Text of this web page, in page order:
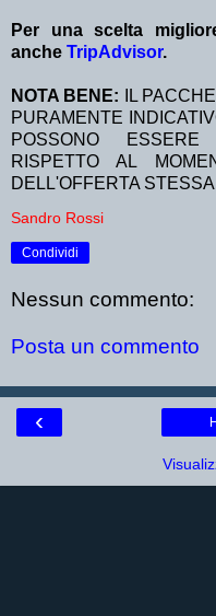
Per una scelta
anche TripAdvisor.
NOTA BENE:
IL
PURAMENTE
POSSONO
RISPETTO AL
DELL'OFFERTA
Sandro Rossi
Condividi
Nessun commento:
Posta un commento
‹